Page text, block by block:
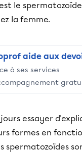
le
la femme.
aide aux
à ses services
Alloprof
essayer
formes en
spermatozoïdes